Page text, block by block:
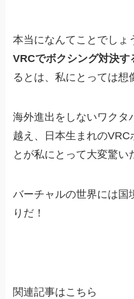
本当になんてことでしょ
VRCでボクシング対決す
るとは、私にとっては想
海外進出をしないワクタ
越え、日本生まれのVRC
とが私にとって大変驚い
バーチャルの世界には国
りだ！
関連記事はこちら